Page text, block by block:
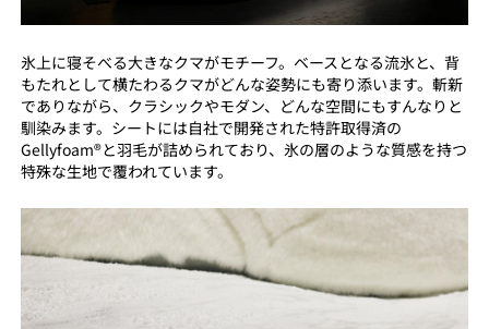
氷上に寝そべる大きなクマがモチーフ。ベースとなる流氷と、背
もたれとして横たわるクマがどんな姿勢にも寄り添います。斬新
でありながら、クラシックやモダン、どんな空間にもすんなりと
馴染みます。シートには自社で開発された特許取得済の
Gellyfoam®と羽毛が詰められており、氷の層のような質感を持つ
特殊な生地で覆われています。